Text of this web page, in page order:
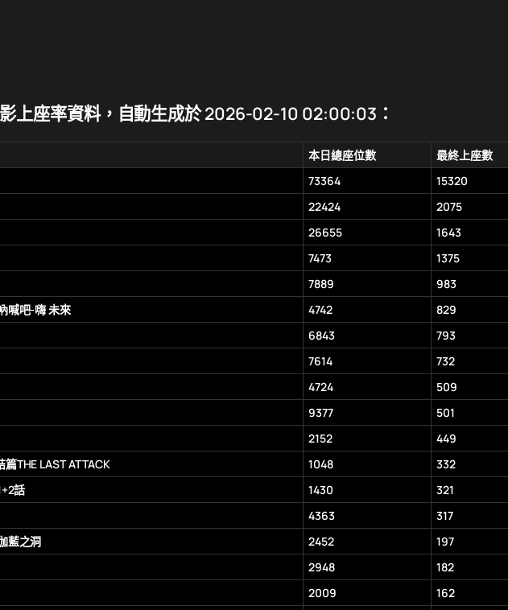
上座率資料，自動生成於 2026-02-10 02:00:03：
本日總座位數 最終上座數
73364 15320
22424 2075
26655 1643
7473 1375
7889 983
喊吧-嗨 未來 4742 829
6843 793
7614 732
4724 509
9377 501
2152 449
THE LAST ATTACK 1048 332
話 1430 321
4363 317
藍之洞 2452 197
2948 182
2009 162